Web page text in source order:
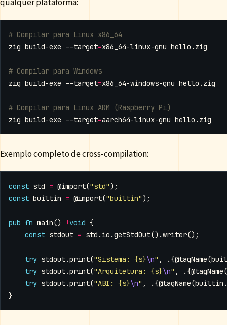
# Compilar para Linux x86_64
zig build-exe --target=
# Compilar para Windows
zig build-exe --target=
# Compilar para Linux ARM (Raspberry Pi)
zig build-exe --target=
Exemplo completo de cross-compilation:
const std = @import("std");
const builtin = @import("builtin");
pub fn main() ! void {
const stdout = std . io .getStdOut().writer();
try stdout.print("Sistema: {s}\n" , .{@tagName(
try stdout.print("Arquitetura: {s}\n" , .{@tagName(
try stdout.print("ABI: {s}\n" , .{@tagName(builtin .
}